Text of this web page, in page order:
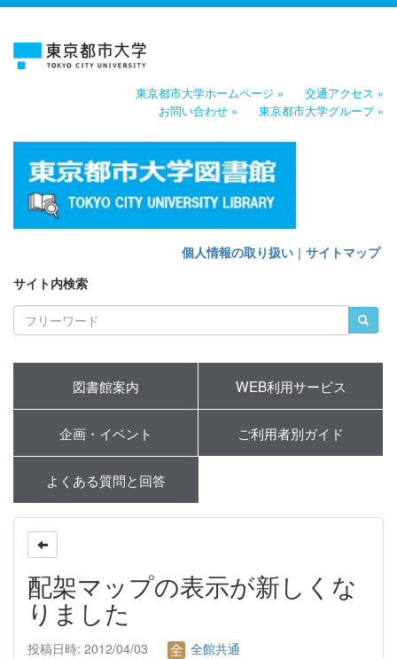
東京都市大学ホームページ »
交通アクセス »
お問い合わせ »
東京都市大学グループ »
個人情報の取り扱い ｜ サイトマップ
サイト内検索
図書館案内 WEB利用サービス
企画・イベント ご利用者別ガイド
よくある質問と回答
配架マップの表示が新しくな
りました
投稿日時: 2012/04/03 全館共通